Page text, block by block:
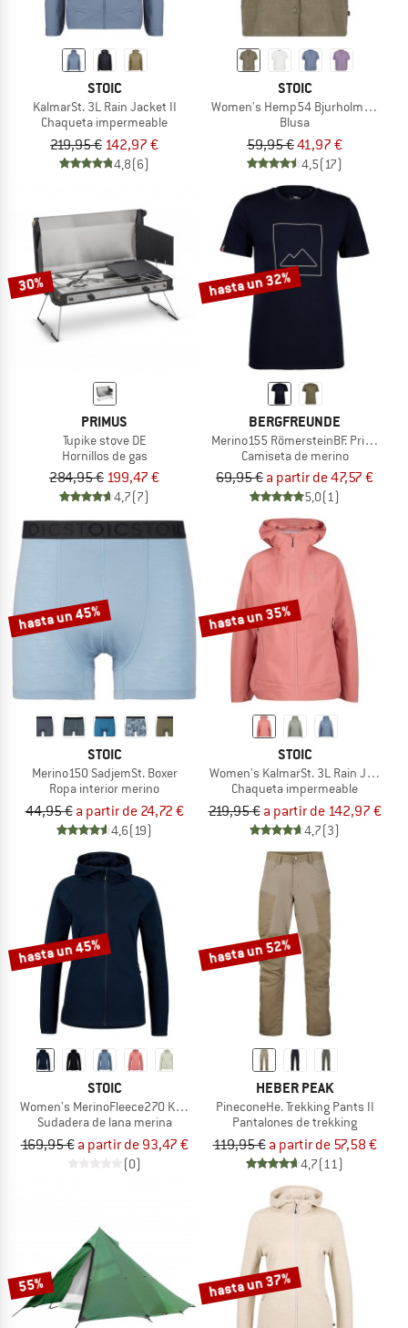
STOIC
KalmarSt. 3L Rain Jacket II
Chaqueta impermeable
219,95 € 142,97 €
4,8(6)
STOIC
Women's Hemp54 BjurholmSt. S/S
Blusa
59,95 €41,97 €
4,5(17)
30%
PRIMUS
Tupike stove DE
Hornillos de gas
284,95 € 199,47 €
4,7(7)
hasta un 32%
BERGFREUNDE
Merino155 RömersteinBF. Print Tee
Camiseta de merino
69,95 € a partir de 47,57 €
5,0(1)
hasta un 45%
STOIC
Merino150 SadjemSt. Boxer
Ropa interior merino
44,95 € a partir de 24,72 €
4,6(19)
hasta un 35%
STOIC
Women's KalmarSt. 3L Rain Jacket II
Chaqueta impermeable
219,95 € a partir de 142,97 €
4,7(3)
hasta un 45%
STOIC
Women's MerinoFleece270 KuolpaLightSt. Zip Hoody
Sudadera de lana merina
169,95 € a partir de 93,47 €
(0)
hasta un 52%
HEBER PEAK
PineconeHe. Trekking Pants II
Pantalones de trekking
119,95 € a partir de 57,58 €
4,7(11)
55% hasta un 37%